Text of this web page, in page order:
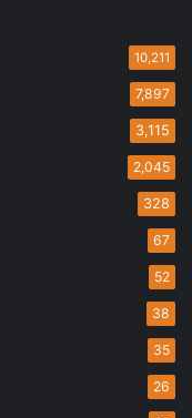
10,211
7,897
3,115
2,045
328
67
52
38
35
26